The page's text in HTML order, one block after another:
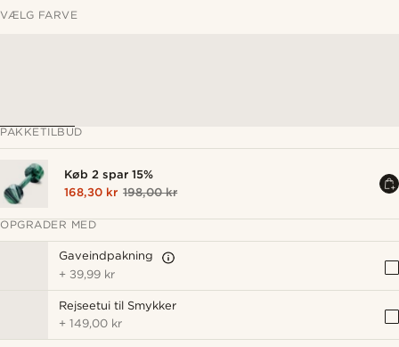
VÆLG FARVE
PAKKETILBUD
Køb 2 spar 15%
168,30 kr 198,00 kr
OPGRADER MED
Gaveindpakning
+ 39,99 kr
Rejseetui til Smykker
+149,00 kr